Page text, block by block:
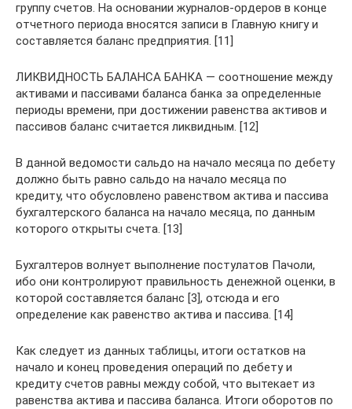
группу счетов. На основании журналов-ордеров в конце
отчетного периода вносятся записи в Главную книгу и
составляется баланс предприятия. [11]
ЛИКВИДНОСТЬ БАЛАНСА БАНКА — соотношение между
активами и пассивами баланса банка за определенные
периоды времени, при достижении равенства активов и
пассивов баланс считается ликвидным. [12]
В данной ведомости сальдо на начало месяца по дебету
должно быть равно сальдо на начало месяца по
кредиту, что обусловлено равенством актива и пассива
бухгалтерского баланса на начало месяца, по данным
которого открыты счета. [13]
Бухгалтеров волнует выполнение постулатов Пачоли,
ибо они контролируют правильность денежной оценки, в
которой составляется баланс [3], отсюда и его
определение как равенство актива и пассива. [14]
Как следует из данных таблицы, итоги остатков на
начало и конец проведения операций по дебету и
кредиту счетов равны между собой, что вытекает из
равенства актива и пассива баланса. Итоги оборотов по